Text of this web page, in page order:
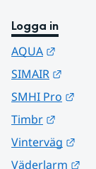
Logga in
AQUA
SIMAIR
SMHI Pro
Timbr
Vinterväg
Väderlarm